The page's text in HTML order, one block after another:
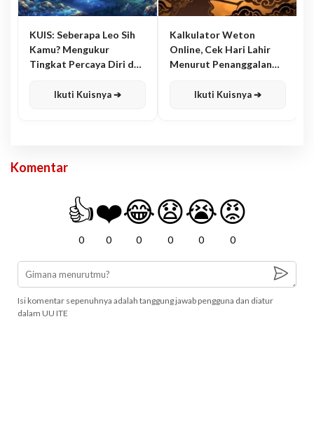
KUIS: Seberapa Leo Sih
Kamu? Mengukur
Tingkat Percaya Diri dan
Ikuti Kuisnya ➔
Kalkulator Weton
Online, Cek Hari Lahir
Menurut Penanggalan
Ikuti Kuisnya ➔
Komentar
👍
0
❤️
0
😂
0
😧
0
😭
0
😡
0
Isi komentar sepenuhnya adalah tanggung jawab pengguna dan diatur
dalam UU ITE